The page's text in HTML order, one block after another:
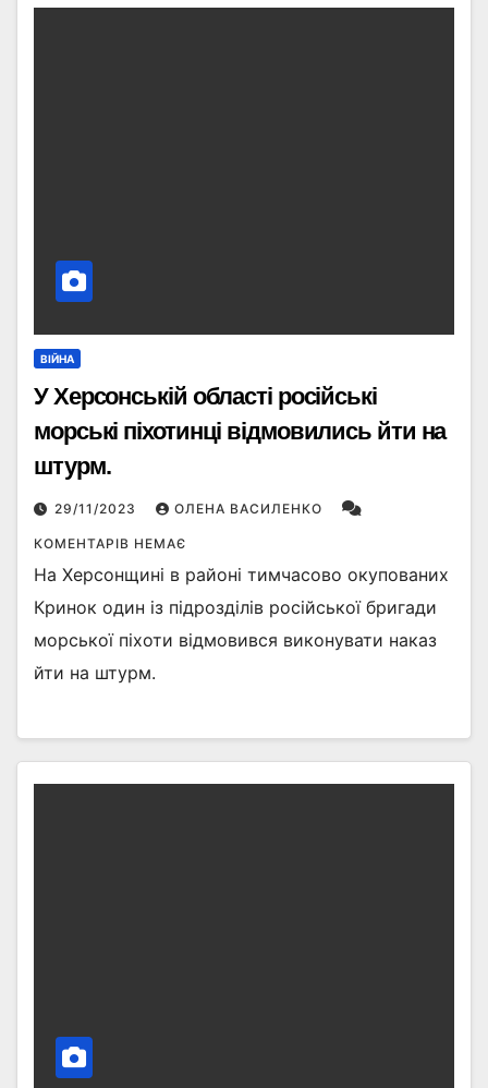
ВІЙНА
У Херсонській області російські
морські піхотинці відмовились йти на
штурм.
29/11/2023 ОЛЕНА ВАСИЛЕНКО
КОМЕНТАРІВ НЕМАЄ
На Херсонщині в районі тимчасово окупованих
Кринок один із підрозділів російської бригади
морської піхоти відмовився виконувати наказ
йти на штурм.